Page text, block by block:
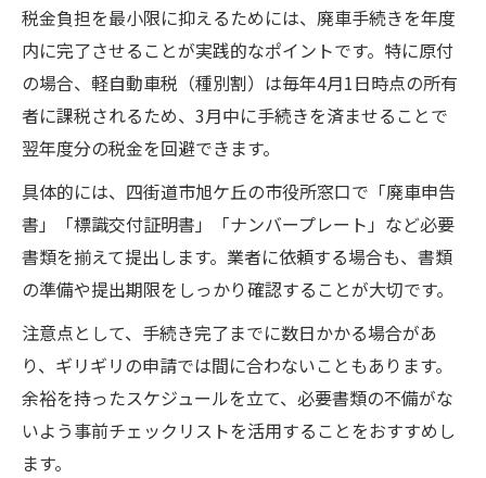
税金負担を最小限に抑えるためには、廃車手続きを年度
内に完了させることが実践的なポイントです。特に原付
の場合、軽自動車税（種別割）は毎年4月1日時点の所有
者に課税されるため、3月中に手続きを済ませることで
翌年度分の税金を回避できます。
具体的には、四街道市旭ケ丘の市役所窓口で「廃車申告
書」「標識交付証明書」「ナンバープレート」など必要
書類を揃えて提出します。業者に依頼する場合も、書類
の準備や提出期限をしっかり確認することが大切です。
注意点として、手続き完了までに数日かかる場合があ
り、ギリギリの申請では間に合わないこともあります。
余裕を持ったスケジュールを立て、必要書類の不備がな
いよう事前チェックリストを活用することをおすすめし
ます。